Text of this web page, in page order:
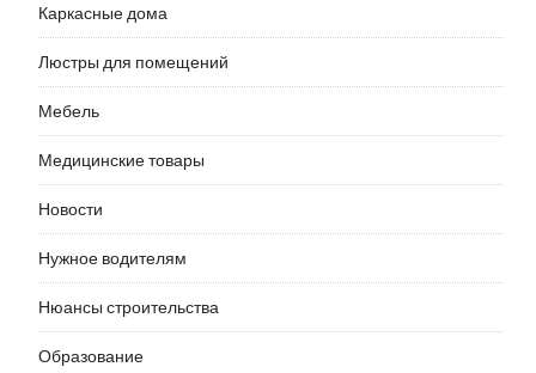
Каркасные дома
Люстры для помещений
Мебель
Медицинские товары
Новости
Нужное водителям
Нюансы строительства
Образование